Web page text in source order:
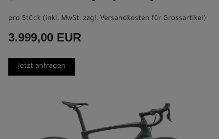
pro Stück (inkl. MwSt. zzgl. Versandkosten für Grossartikel)
3.999,00 EUR
Jetzt anfragen